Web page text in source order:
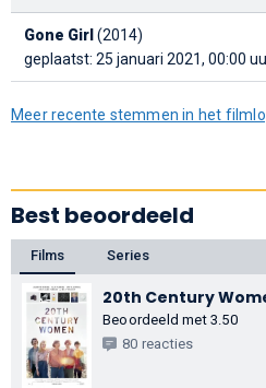
Gone Girl (2014)
geplaatst: 25 januari 2021, 00:00
Meer recente stemmen in het
Best beoordeeld
Films Series
20th Century
Beoordeeld met 3.50
80 reacties